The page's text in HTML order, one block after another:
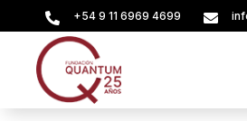
 +54 9 11 6969 4699 